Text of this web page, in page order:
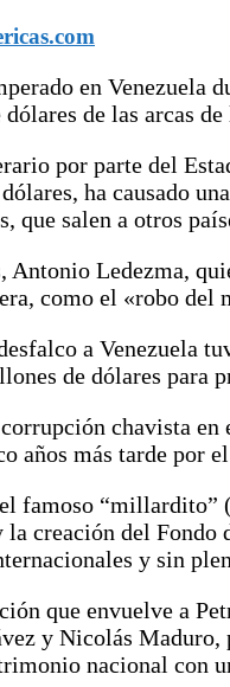
en Venezuela
de las arcas
por parte del
ha causado
que salen a otros
Antonio Ledezma,
como el «robo del
a Venezuela
de dólares para
chavista
años más tarde por
famoso
la creación del
y sin
que envuelve a
y Nicolás
nacional con